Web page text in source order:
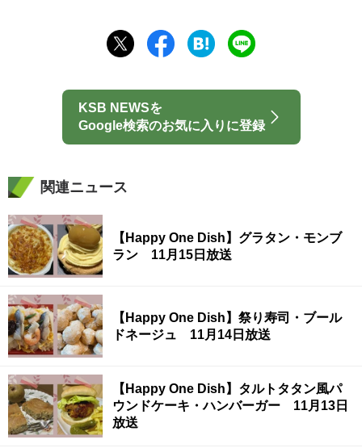
KSB NEWSを
Google検索のお気に入りに登録
関連ニュース
【Happy One Dish】グラタン・モンブ
ラン 11月15日放送
【Happy One Dish】祭り寿司・ブール
ドネージュ 11月14日放送
【Happy One Dish】タルトタタン風パ
ウンドケーキ・ハンバーガー 11月13日
放送